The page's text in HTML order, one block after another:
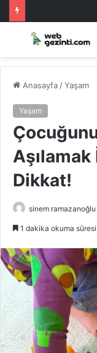
Anasayfa /Yaşam
Yaşam
Dikkat!
sinem ramazanoğlu
1 dakika okuma süresi